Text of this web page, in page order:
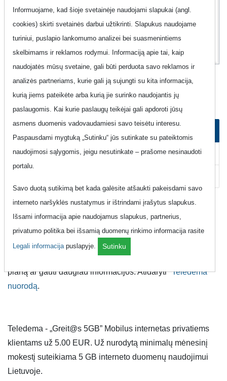
5 00
Mobilus Internetas "Teledema - Greit@s
5GB" (užsisakyti nebegalima)
Kaip atsisakyti plano
Kaip užsisakyti planą
Instrukcijos kaip užsisakyti "Greit@s 5GB" planą.
Prašome susisiekti su „Teledema“ jeigu norite užsisakyti
planą ar gauti daugiau informacijos. Atidaryti"Teledema"
nuorodą.
Teledema - „Greit@s 5GB” Mobilus internetas privatiems
klientams už 5.00 EUR. Už nurodytą minimalų mėnesinį
mokestį suteikiama 5 GB interneto duomenų naudojimui
Lietuvoje.
Informuojame, kad šioje svetainėje naudojami slapukai (angl.
cookies) skirti svetainės darbui užtikrinti. Slapukus naudojame
turiniui, puslapio lankomumo analizei bei suasmenintiems
skelbimams ir reklamos rodymui. Informaciją apie tai, kaip
naudojatės mūsų svetaine, gali būti perduota savo reklamos ir
analizės partneriams, kurie gali ją sujungti su kita informacija,
kurią jiems pateikėte arba kurią jie surinko naudojantis jų
paslaugomis. Kai kurie paslaugų teikėjai gali apdoroti jūsų
asmens duomenis vadovaudamiesi savo teisėtu interesu.
Paspausdami mygtuką „Sutinku“ jūs sutinkate su pateiktomis
naudojimosi sąlygomis, jeigu nesutinkate – prašome nesinaudoti
portalu.
Savo duotą sutikimą bet kada galėsite atšaukti pakeisdami savo
interneto naršyklės nustatymus ir ištrindami įrašytus slapukus.
Išsami informacija apie naudojamus slapukus, partnerius,
privatumo politika bei išsamią duomenų rinkimo informacija rasite
Legali informacija puslapyje. Sutinku